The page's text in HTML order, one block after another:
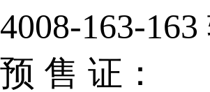
4008-163-
预 售 证：